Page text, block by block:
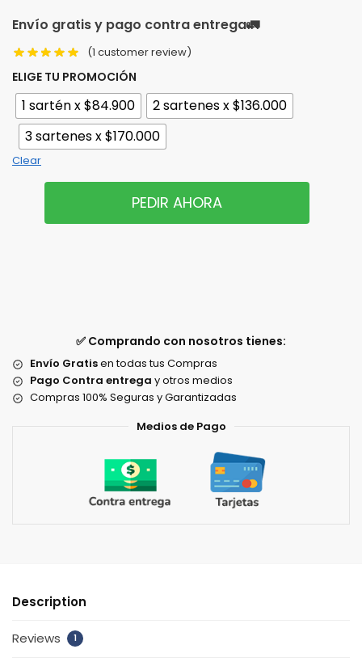
Envío gratis y pago contra entrega🚛
(1 customer review)
ELIGE TU PROMOCIÓN
1 sartén x $84.900
2 sartenes x $136.000
3 sartenes x $170.000
Clear
PEDIR AHORA
✅ Comprando con nosotros tienes:
Envío Gratisen todas tus Compras
Pago Contra entrega y otros medios
Compras 100% Seguras y Garantizadas
Medios de Pago
Description
Reviews 1